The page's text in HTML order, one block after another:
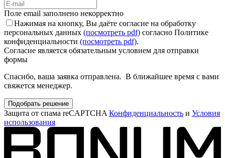
Поле email заполнено некорректно
Нажимая на кнопку, Вы даёте согласие на обработку
персональных данных (посмотреть pdf) согласно Политике
конфиденциальности (посмотреть pdf).
Согласие является обязательным условием для отправки
формы
Спасибо, ваша заявка отправлена. В ближайшее время с вами
свяжется менеджер.
Подобрать решение
Защита от спама reCAPTCHA Конфиденциальность и Условия
использования